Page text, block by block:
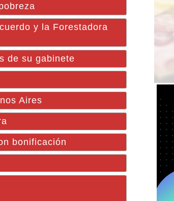
y la Forestadora
de su gabinete
Aires
bonificación